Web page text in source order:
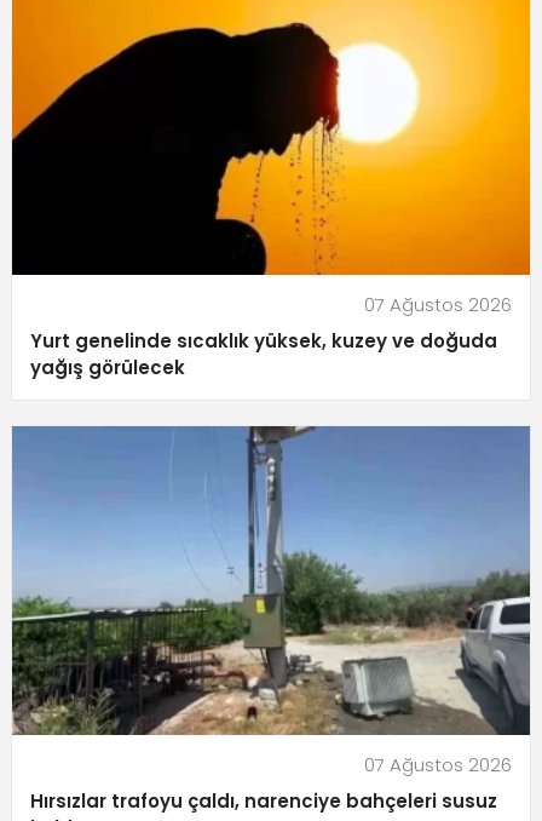
07 Ağustos 2026
Yurt genelinde sıcaklık yüksek, kuzey ve doğuda
yağış görülecek
07 Ağustos 2026
Hırsızlar trafoyu çaldı, narenciye bahçeleri susuz